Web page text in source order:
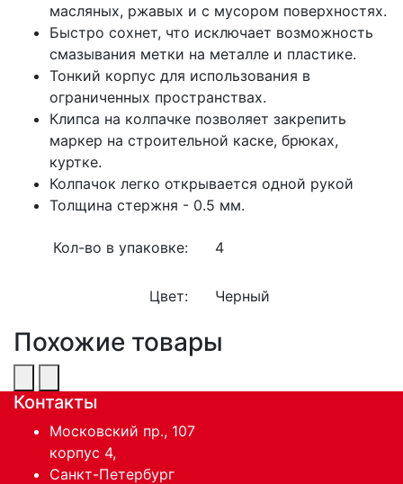
масляных, ржавых и с мусором поверхностях.
Быстро сохнет, что исключает возможность
смазывания метки на металле и пластике.
Тонкий корпус для использования в
ограниченных пространствах.
Клипса на колпачке позволяет закрепить
маркер на строительной каске, брюках,
куртке.
Колпачок легко открывается одной рукой
Толщина стержня - 0.5 мм.
Кол-во в упаковке: 4
Цвет: Черный
Похожие товары
Контакты
Московский пр., 107
корпус 4,
Санкт-Петербург